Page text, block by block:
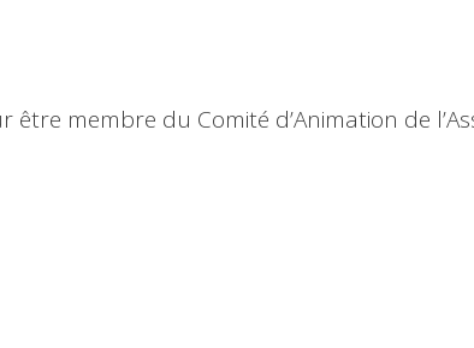
être membre du Comité d’Animation de